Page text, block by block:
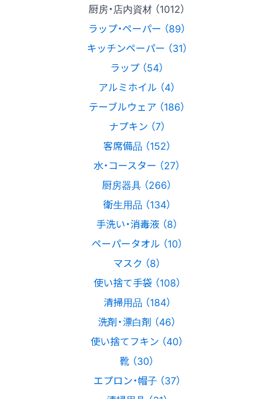
厨房・店内資材 （1012）
ラップ・ペーパー （89）
キッチンペーパー （31）
ラップ （54）
アルミホイル （4）
テーブルウェア （186）
ナプキン （7）
客席備品 （152）
水・コースター （27）
厨房器具 （266）
衛生用品 （134）
手洗い・消毒液 （8）
ペーパータオル （10）
マスク （8）
使い捨て手袋 （108）
清掃用品 （184）
洗剤・漂白剤 （46）
使い捨てフキン （40）
靴 （30）
エプロン・帽子 （37）